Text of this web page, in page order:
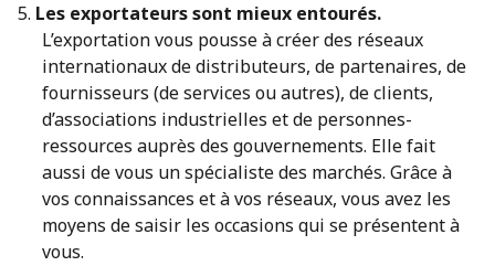
Les exportateurs sont mieux entourés.
L’exportation vous pousse à créer des réseaux
internationaux de distributeurs, de partenaires, de
fournisseurs (de services ou autres), de clients,
d’associations industrielles et de personnes-
ressources auprès des gouvernements. Elle fait
aussi de vous un spécialiste des marchés. Grâce à
vos connaissances et à vos réseaux, vous avez les
moyens de saisir les occasions qui se présentent à
vous.